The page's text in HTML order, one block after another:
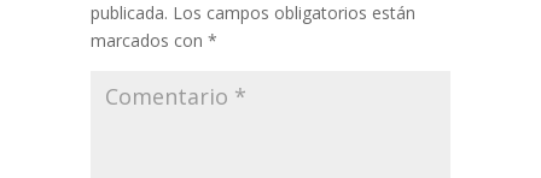
publicada. Los campos obligatorios están
marcados con *